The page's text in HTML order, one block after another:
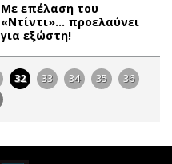
Με επέλαση του
«Ντίντι»… προελαύνει
για εξώστη!
32 33 34 35 36